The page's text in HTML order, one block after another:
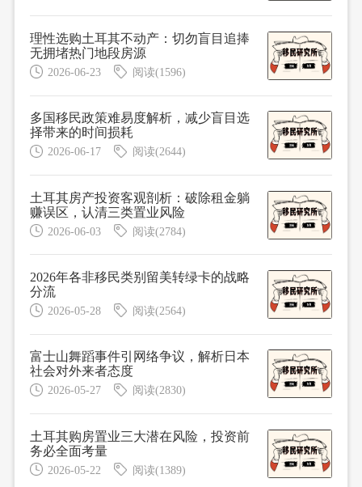
理性选购土耳其不动产：切勿盲目追捧
无拥堵热门地段房源
2026-06-23 阅读(1596)
多国移民政策难易度解析，减少盲目选
择带来的时间损耗
2026-06-17 阅读(2644)
土耳其房产投资客观剖析：破除租金躺
赚误区，认清三类置业风险
2026-06-03 阅读(2784)
2026年各非移民类别留美转绿卡的战略
分流
2026-05-28 阅读(2564)
富士山舞蹈事件引网络争议，解析日本
社会对外来者态度
2026-05-27 阅读(2830)
土耳其购房置业三大潜在风险，投资前
务必全面考量
2026-05-22 阅读(1389)